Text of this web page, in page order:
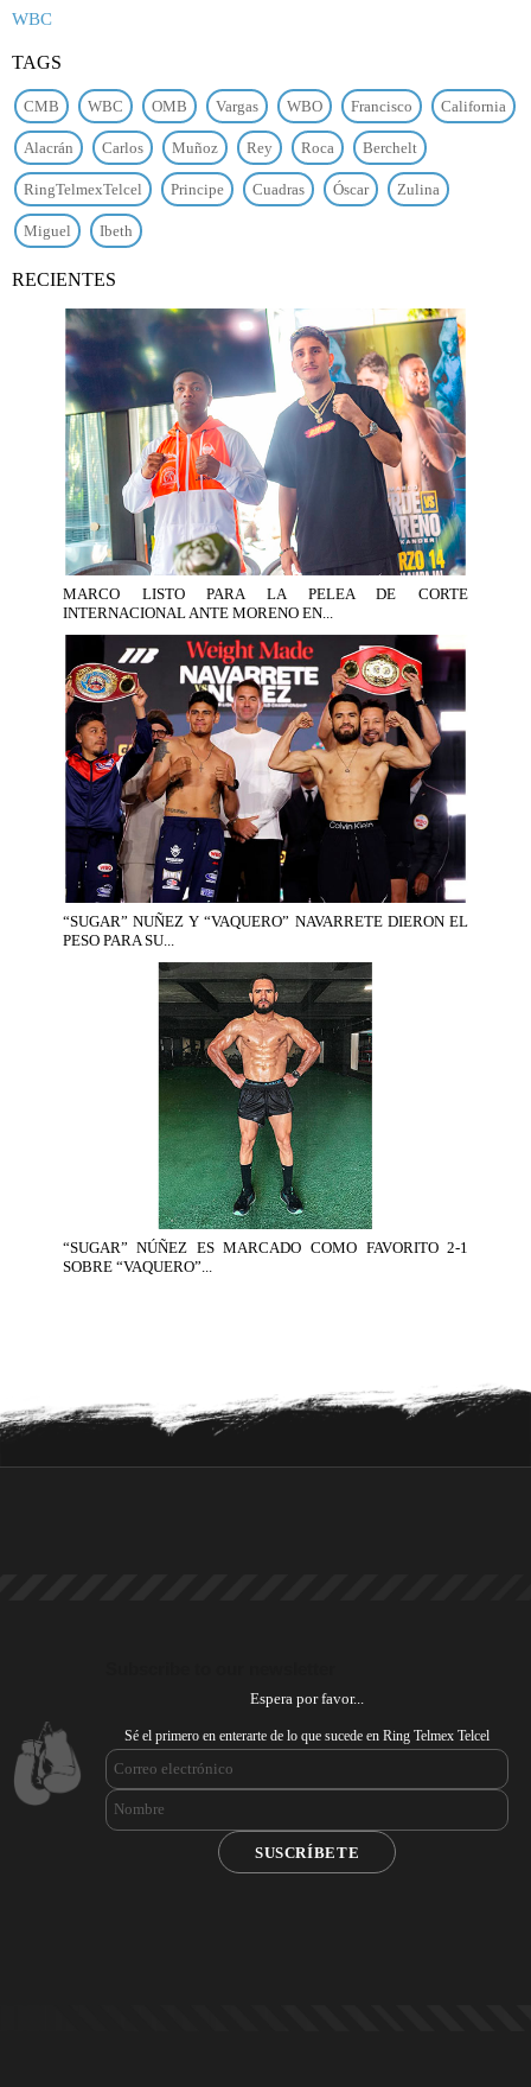
WBC
TAGS
CMB WBC OMB Vargas WBO Francisco California
Alacrán Carlos Muñoz Rey Roca Berchelt
RingTelmexTelcel Principe Cuadras Óscar Zulina
Miguel Ibeth
RECIENTES
MARCO LISTO PARA LA PELEA DE CORTE
INTERNACIONAL ANTE MORENO EN...
“SUGAR” NUÑEZ Y “VAQUERO” NAVARRETE DIERON EL
PESO PARA SU...
“SUGAR” NÚÑEZ ES MARCADO COMO FAVORITO 2-1
SOBRE “VAQUERO”...
Espera por favor...
Sé el primero en enterarte de lo que sucede en Ring Telmex Telcel